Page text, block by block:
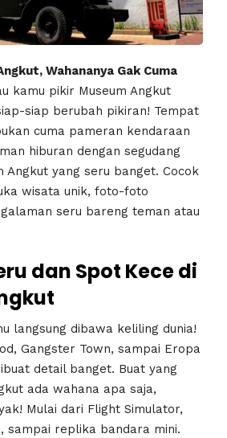
Wahananya Gak Cuma
kamu pikir Museum Angkut
siap berubah pikiran! Tempat
cuma pameran kendaraan
hiburan dengan segudang
Angkut yang seru banget. Cocok
wisata unik, foto-foto
seru bareng teman atau
dan Spot Kece di
langsung dibawa keliling dunia!
Gangster Town, sampai Eropa
detail banget. Buat yang
ada wahana apa saja,
Mulai dari Flight Simulator,
sampai replika bandara mini.